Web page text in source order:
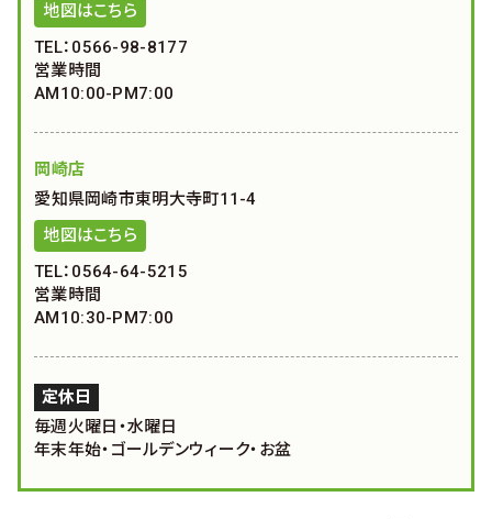
地図はこちら
TEL：0566-98-8177
営業時間
AM10:00-PM7:00
岡崎店
愛知県岡崎市東明大寺町11-4
地図はこちら
TEL：0564-64-5215
営業時間
AM10:30-PM7:00
定休日
毎週火曜日・水曜日
年末年始・ゴールデンウィーク・お盆